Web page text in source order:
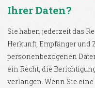
Ihrer Daten?
Sie haben jederzeit das
Herkunft, Empfänger und
personenbezogenen
ein Recht, die
verlangen. Wenn Sie